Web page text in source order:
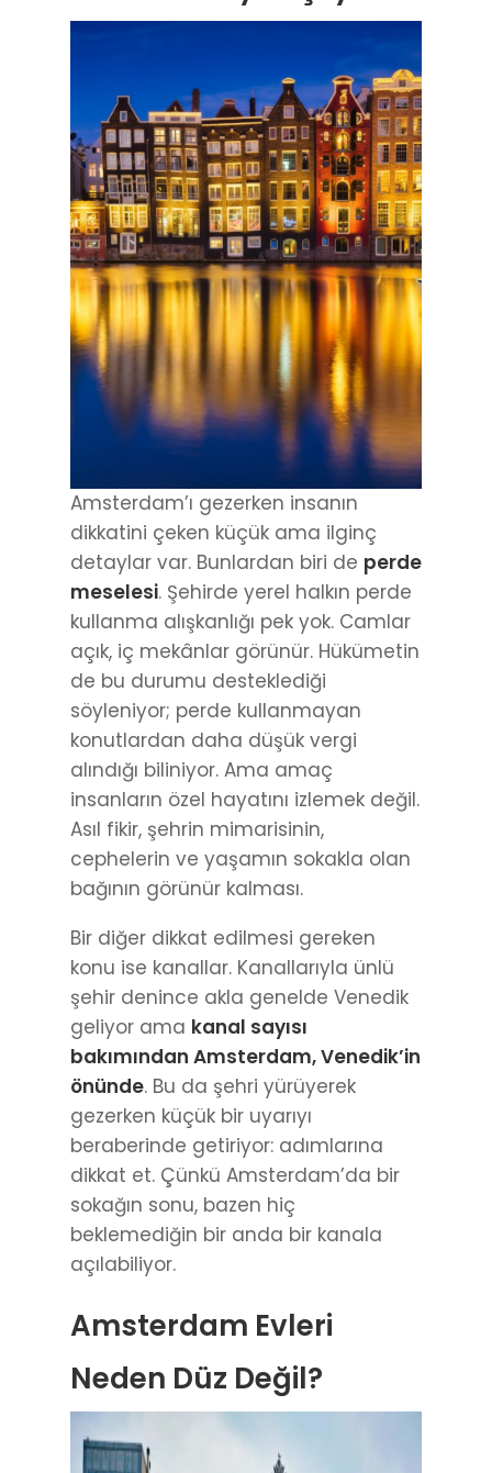
Amsterdam’ı gezerken insanın
dikkatini çeken küçük ama ilginç
detaylar var. Bunlardan biri deperde
. Şehirde yerel halkın perde
kullanma alışkanlığı pek yok. Camlar
açık, iç mekânlar görünür. Hükümetin
de bu durumu desteklediği
söyleniyor; perde kullanmayan
konutlardan daha düşük vergi
alındığı biliniyor. Ama amaç
insanların özel hayatını izlemek değil.
Asıl fikir, şehrin mimarisinin,
cephelerin ve yaşamın sokakla olan
bağının görünür kalması.
Bir diğer dikkat edilmesi gereken
konu ise kanallar. Kanallarıyla ünlü
şehir denince akla genelde Venedik
geliyor amakanal sayısı
bakımından Amsterdam, Venedik’in
önünde. Bu da şehri yürüyerek
gezerken küçük bir uyarıyı
beraberinde getiriyor: adımlarına
dikkat et. Çünkü Amsterdam’da bir
sokağın sonu, bazen hiç
beklemediğin bir anda bir kanala
açılabiliyor.
Amsterdam Evleri
Neden Düz Değil?